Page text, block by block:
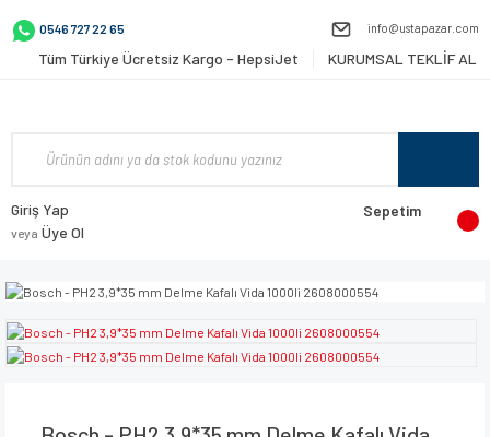
0546 727 22 65 info@ustapazar.com
Tüm Türkiye Ücretsiz Kargo - HepsiJet KURUMSAL TEKLİF AL
Giriş Yap
veya Üye Ol
Sepetim